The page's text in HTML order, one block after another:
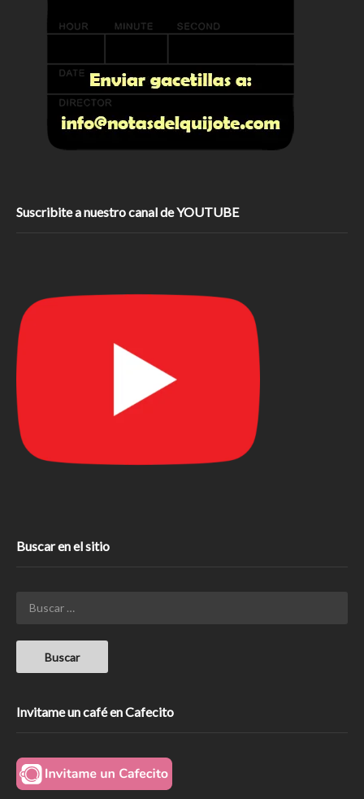
Suscribite a nuestro canal de YOUTUBE
Buscar en el sitio
Invitame un café en Cafecito